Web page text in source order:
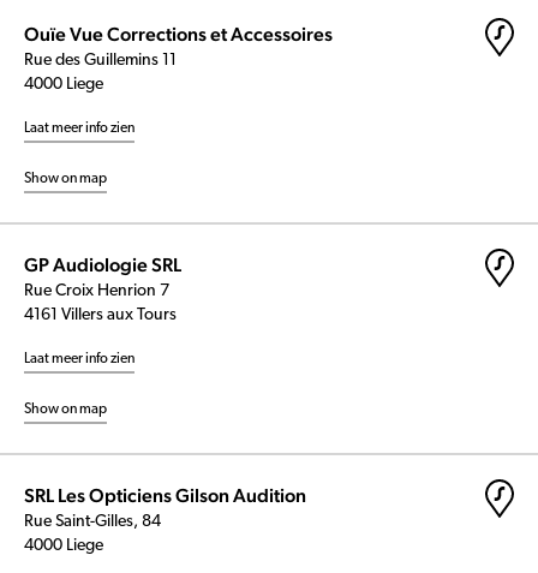
Ouïe Vue Corrections et Accessoires
Rue des Guillemins 11
4000 Liege
Laat meer info zien
Show on map
GP Audiologie SRL
Rue Croix Henrion 7
4161 Villers aux Tours
Laat meer info zien
Show on map
SRL Les Opticiens Gilson Audition
Rue Saint-Gilles, 84
4000 Liege